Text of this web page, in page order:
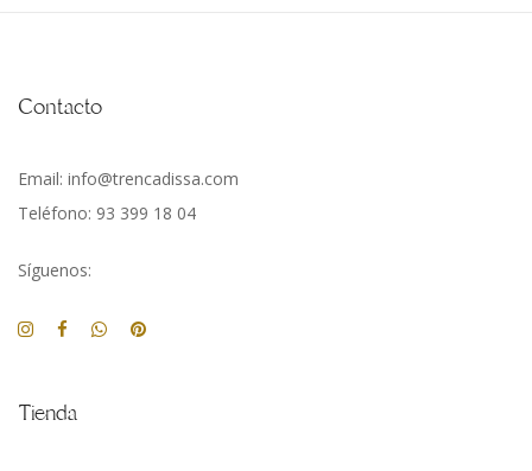
Contacto
Email: info@trencadissa.com
Teléfono: 93 399 18 04
Síguenos:
Tienda